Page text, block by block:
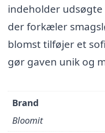
indeholder
der forkæler
blomst tilføjer et
gør gaven unik og
Brand
Bloomit